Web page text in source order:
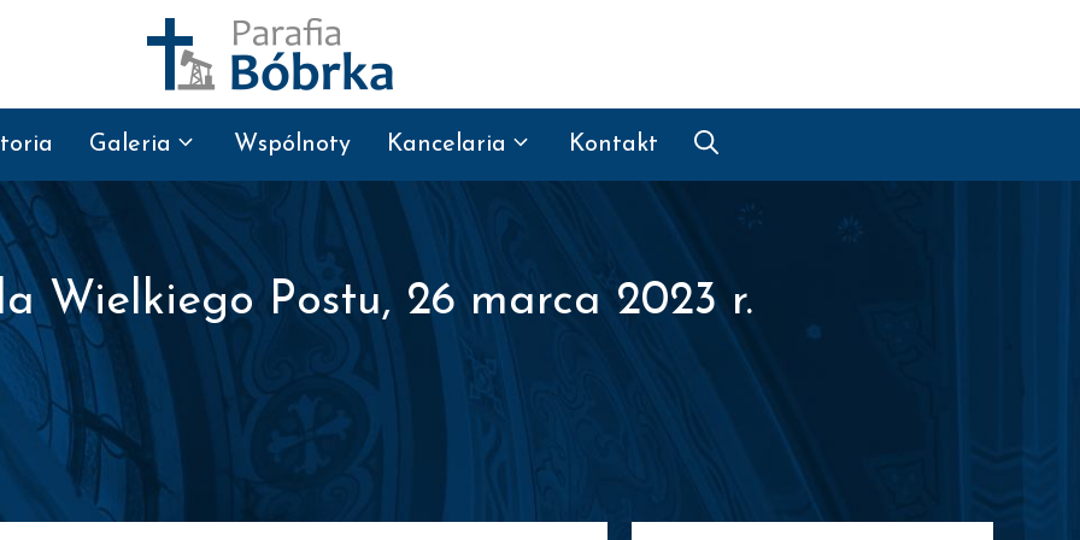
Galeria Wspólnoty Kancelaria Kontakt
Wielkiego Postu, 26 marca 2023 r.